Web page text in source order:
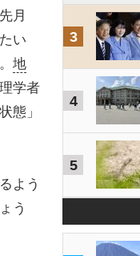
月
い
地
学者
態」
よう
う
3
4
5